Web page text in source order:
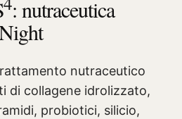
: nutraceutica
nutraceutico
di collagene idrolizzato,
probiotici, silicio,